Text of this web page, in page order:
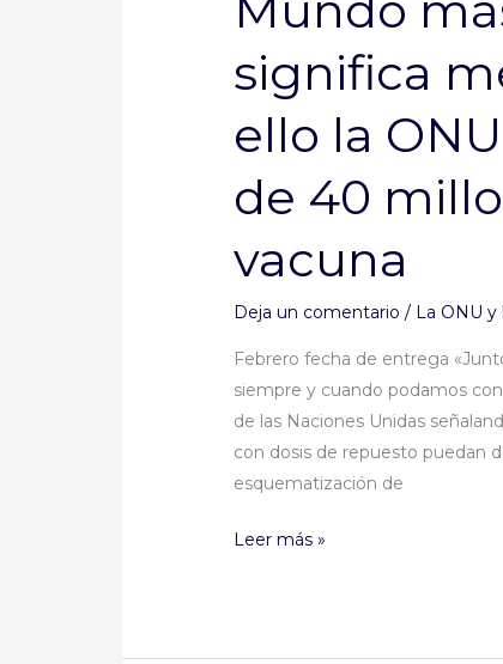
significa
ello la
de 40
vacuna
Deja un comentario / La ONU
Febrero fecha de entrega
siempre y cuando podamos
de las Naciones Unidas
con dosis de repuesto puedan
esquematización de
significa
menos
tensiones
por
ello
la
ONU
anuncia
la
emisión
millones
la
Leer más »